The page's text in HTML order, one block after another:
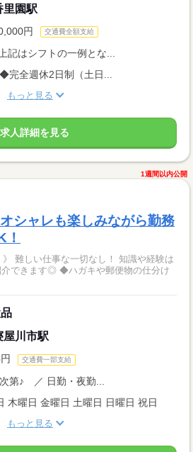
里園駅
円 交通費全額支給
記はシフトの一例とな...
完全週休2日制（土日...
もっと見る
求人詳細を見る
1週間以内公開
シャレも楽しみながら勤務
！
験は
屋川市駅
交通費一部支給
第♪ ／ 日勤・夜勤...
木曜日 金曜日 土曜日 日曜日 祝日
もっと見る